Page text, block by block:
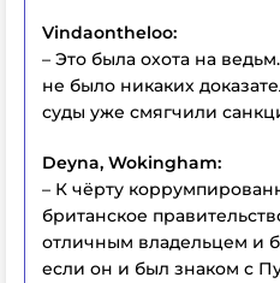
Vindaontheloo:
– Это была охота на
не было никаких
суды уже смягчили
Deyna, Wokingham:
– К чёрту
британское
отличным владельцем и
если он и был знаком с